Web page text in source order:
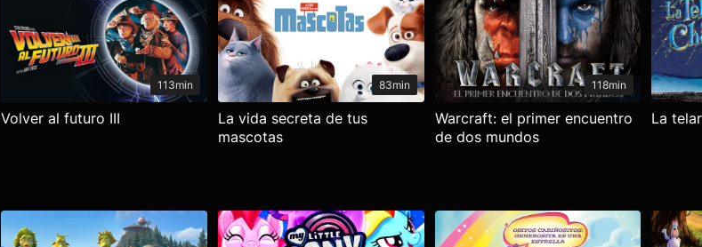
113min
Volver al futuro III
83min
La vida secreta de tus
mascotas
118min
Warcraft: el primer encuentro
de dos mundos
La